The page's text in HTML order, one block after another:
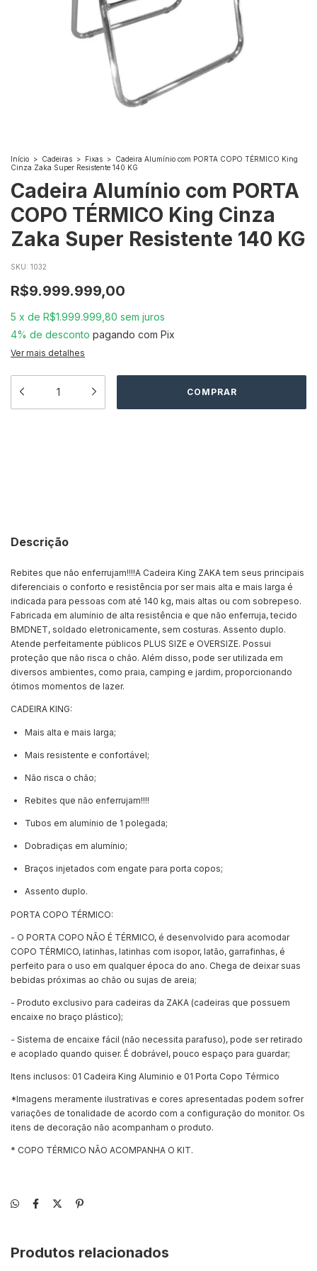
Início > Cadeiras > Fixas > Cadeira Alumínio com PORTA COPO TÉRMICO King
Cinza Zaka Super Resistente 140 KG
Cadeira Alumínio com PORTA
COPO TÉRMICO King Cinza
Zaka Super Resistente 140 KG
SKU: 1032
R$9.999.999,00
5 x de R$1.999.999,80 sem juros
4% de desconto pagando com Pix
Ver mais detalhes
Descrição
Rebites que não enferrujam!!!!A Cadeira King ZAKA tem seus principais
diferenciais o conforto e resistência por ser mais alta e mais larga é
indicada para pessoas com até 140 kg, mais altas ou com sobrepeso.
Fabricada em alumínio de alta resistência e que não enferruja, tecido
BMDNET, soldado eletronicamente, sem costuras. Assento duplo.
Atende perfeitamente públicos PLUS SIZE e OVERSIZE. Possui
proteção que não risca o chão. Além disso, pode ser utilizada em
diversos ambientes, como praia, camping e jardim, proporcionando
ótimos momentos de lazer.
CADEIRA KING:
Mais alta e mais larga;
Mais resistente e confortável;
Não risca o chão;
Rebites que não enferrujam!!!!
Tubos em alumínio de 1 polegada;
Dobradiças em alumínio;
Braços injetados com engate para porta copos;
Assento duplo.
PORTA COPO TÉRMICO:
- O PORTA COPO NÃO É TÉRMICO, é desenvolvido para acomodar
COPO TÉRMICO, latinhas, latinhas com isopor, latão, garrafinhas, é
perfeito para o uso em qualquer época do ano. Chega de deixar suas
bebidas próximas ao chão ou sujas de areia;
- Produto exclusivo para cadeiras da ZAKA (cadeiras que possuem
encaixe no braço plástico);
- Sistema de encaixe fácil (não necessita parafuso), pode ser retirado
e acoplado quando quiser. É dobrável, pouco espaço para guardar;
Itens inclusos: 01 Cadeira King Aluminio e 01 Porta Copo Térmico
*Imagens meramente ilustrativas e cores apresentadas podem sofrer
variações de tonalidade de acordo com a configuração do monitor. Os
itens de decoração não acompanham o produto.
* COPO TÉRMICO NÃO ACOMPANHA O KIT.
Produtos relacionados